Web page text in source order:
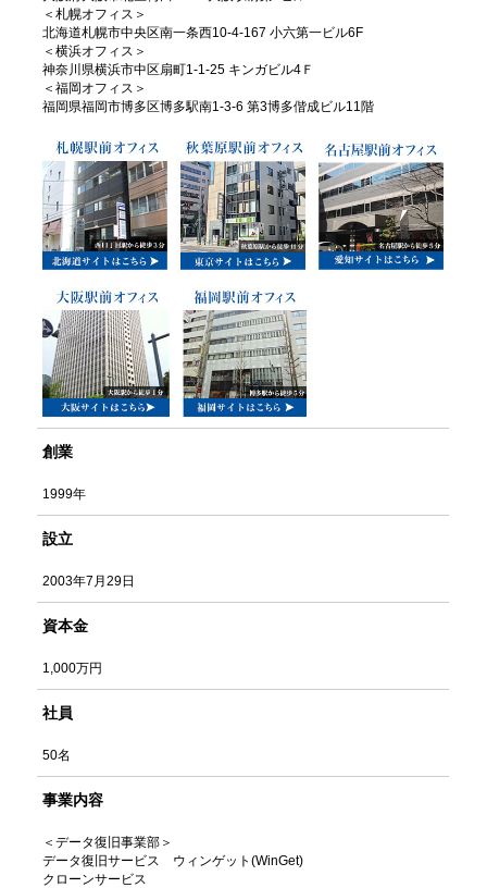
＜札幌オフィス＞
北海道札幌市中央区南一条西10-4-167 小六第一ビル6F
＜横浜オフィス＞
神奈川県横浜市中区扇町1-1-25 キンガビル4Ｆ
＜福岡オフィス＞
福岡県福岡市博多区博多駅南1-3-6 第3博多偕成ビル11階
創業
1999年
設立
2003年7月29日
資本金
1,000万円
社員
50名
事業内容
＜データ復旧事業部＞
データ復旧サービス ウィンゲット(WinGet)
クローンサービス